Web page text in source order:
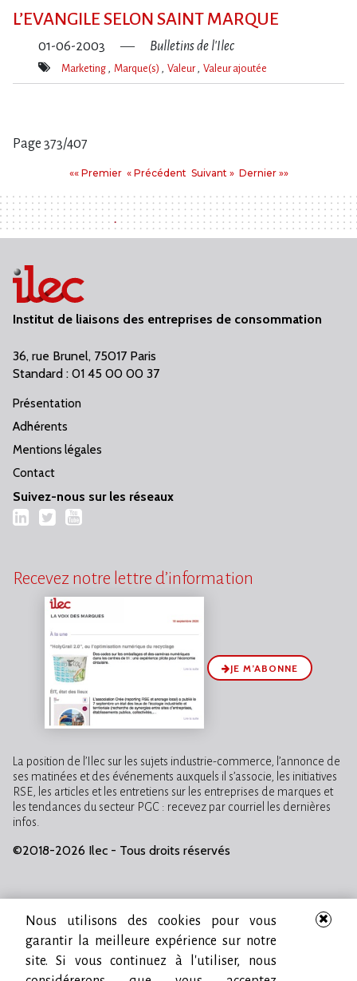
L’EVANGILE SELON SAINT MARQUE
01-06-2003 Bulletins de l'Ilec
Mot(s)-
Marketing Marque(s) Valeur Valeur ajoutée
Page 373/407
«« PremierPremier
« PrécédentPrécédent
Suivant
Suivant » Dernier
Dernier »»
Institut de liaisons des entreprises de consommation
36, rue Brunel, 75017 Paris
Standard : 01 45 00 00 37
Présentation
Adhérents
Mentions légales
Contact
Suivez-nous sur les réseaux
LinkedIn
TwitterYouTube
Recevez notre lettre d’information
JE M’ABONNE
La position de l’Ilec sur les sujets industrie-commerce, l’annonce de
ses matinées et des événements auxquels il s’associe, les initiatives
RSE, les articles et les entretiens sur les entreprises de marques et
les tendances du secteur PGC : recevez par courriel les dernières
infos.
©2018-2026 Ilec - Tous droits réservés
Nous utilisons des cookies pour vous
garantir la meilleure expérience sur notre
site. Si vous continuez à l'utiliser, nous